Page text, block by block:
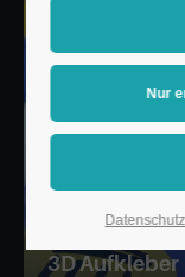
3D Aufkleber